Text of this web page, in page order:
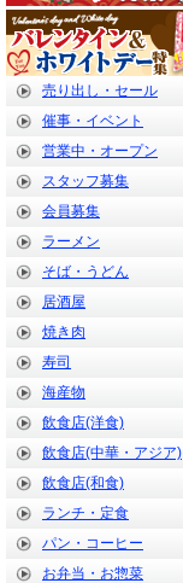
売り出し・セール
催事・イベント
営業中・オープン
スタッフ募集
会員募集
ラーメン
そば・うどん
居酒屋
焼き肉
寿司
海産物
飲食店(洋食)
飲食店(中華・アジア)
飲食店(和食)
ランチ・定食
パン・コーヒー
お弁当・お惣菜